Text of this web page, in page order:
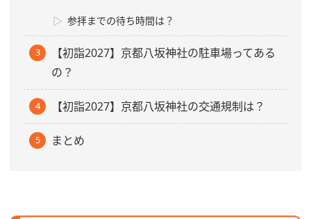
参拝までの待ち時間は？
【初詣2027】京都八坂神社の駐車場ってある
の？
【初詣2027】京都八坂神社の交通規制は？
まとめ